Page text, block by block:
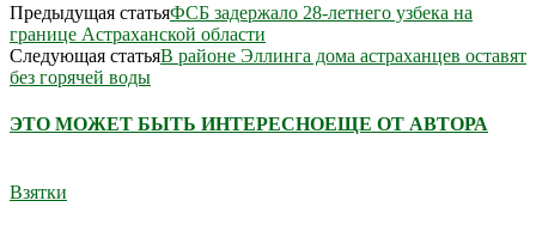
Предыдущая статьяФСБ задержало 28-летнего узбека на
границе Астраханской области
Следующая статьяВ районе Эллинга дома астраханцев оставят
без горячей воды
ЭТО МОЖЕТ БЫТЬ ИНТЕРЕСНОЕЩЕ ОТ АВТОРА
Взятки